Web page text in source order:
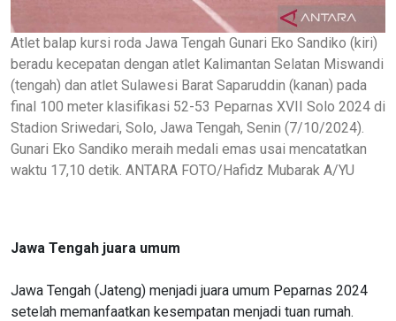
Atlet balap kursi roda Jawa Tengah Gunari Eko Sandiko (kiri)
beradu kecepatan dengan atlet Kalimantan Selatan Miswandi
(tengah) dan atlet Sulawesi Barat Saparuddin (kanan) pada
final 100 meter klasifikasi 52-53 Peparnas XVII Solo 2024 di
Stadion Sriwedari, Solo, Jawa Tengah, Senin (7/10/2024).
Gunari Eko Sandiko meraih medali emas usai mencatatkan
waktu 17,10 detik. ANTARA FOTO/Hafidz Mubarak A/YU
Jawa Tengah juara umum
Jawa Tengah (Jateng) menjadi juara umum Peparnas 2024
setelah memanfaatkan kesempatan menjadi tuan rumah.